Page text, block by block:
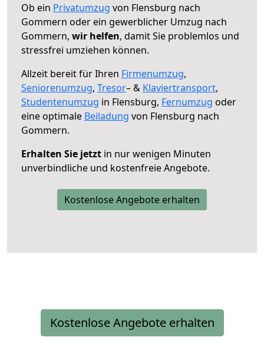
Ob ein Privatumzug von Flensburg nach
Gommern oder ein gewerblicher Umzug nach
Gommern, wir helfen, damit Sie problemlos und
stressfrei umziehen können.
Allzeit bereit für Ihren Firmenumzug,
Seniorenumzug, Tresor– & Klaviertransport,
Studentenumzug in Flensburg, Fernumzug oder
eine optimale Beiladung von Flensburg nach
Gommern.
Erhalten Sie jetzt in nur wenigen Minuten
unverbindliche und kostenfreie Angebote.
Kostenlose Angebote erhalten
Kostenlose Angebote erhalten